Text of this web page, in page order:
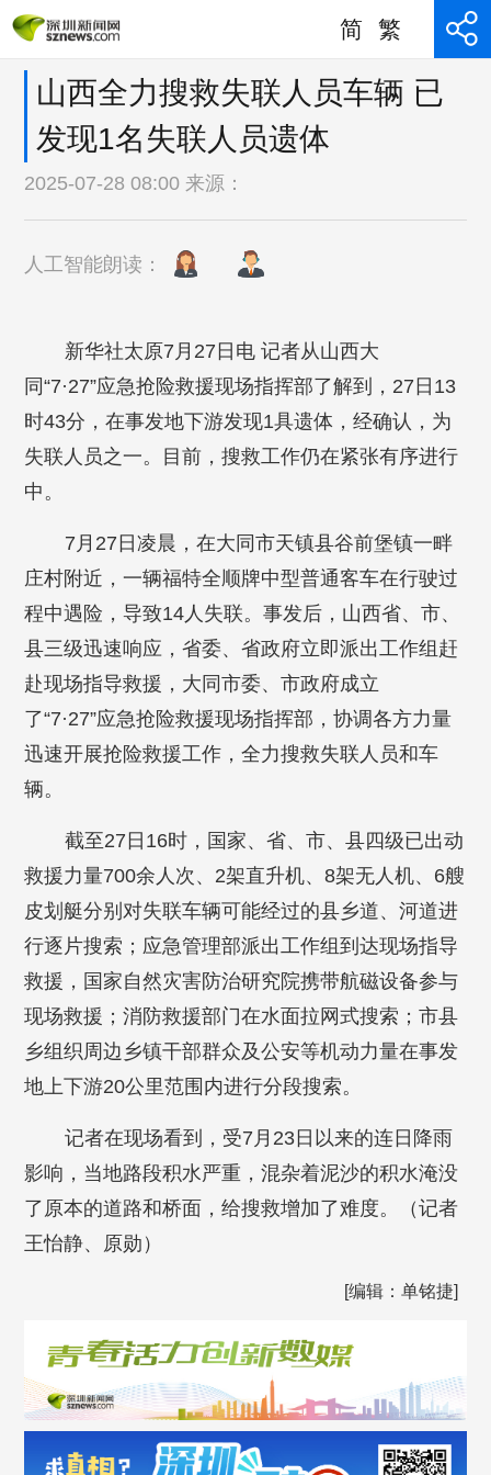
简 繁
山西全力搜救失联人员车辆 已
发现1名失联人员遗体
2025-07-28 08:00 来源：
人工智能朗读：
新华社太原7月27日电 记者从山西大
同“7·27”应急抢险救援现场指挥部了解到，27日13
时43分，在事发地下游发现1具遗体，经确认，为
失联人员之一。目前，搜救工作仍在紧张有序进行
中。
7月27日凌晨，在大同市天镇县谷前堡镇一畔
庄村附近，一辆福特全顺牌中型普通客车在行驶过
程中遇险，导致14人失联。事发后，山西省、市、
县三级迅速响应，省委、省政府立即派出工作组赶
赴现场指导救援，大同市委、市政府成立
了“7·27”应急抢险救援现场指挥部，协调各方力量
迅速开展抢险救援工作，全力搜救失联人员和车
辆。
截至27日16时，国家、省、市、县四级已出动
救援力量700余人次、2架直升机、8架无人机、6艘
皮划艇分别对失联车辆可能经过的县乡道、河道进
行逐片搜索；应急管理部派出工作组到达现场指导
救援，国家自然灾害防治研究院携带航磁设备参与
现场救援；消防救援部门在水面拉网式搜索；市县
乡组织周边乡镇干部群众及公安等机动力量在事发
地上下游20公里范围内进行分段搜索。
记者在现场看到，受7月23日以来的连日降雨
影响，当地路段积水严重，混杂着泥沙的积水淹没
了原本的道路和桥面，给搜救增加了难度。
（记者
王怡静、原勋）
[编辑：单铭捷]